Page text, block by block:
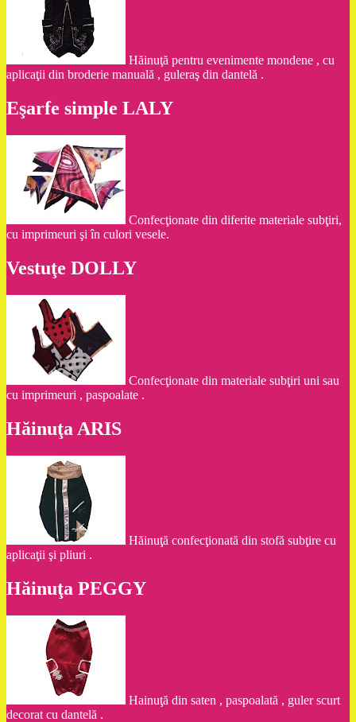
Hăinuţă pentru evenimente mondene , cu
aplicaţii din broderie manuală , guleraş din dantelă .
Eşarfe simple LALY
Confecţionate din diferite materiale subţiri,
cu imprimeuri şi în culori vesele.
Vestuţe DOLLY
Confecţionate din materiale subţiri uni sau
cu imprimeuri , paspoalate .
Hăinuţa ARIS
Hăinuţă confecţionată din stofă subţire cu
aplicaţii şi pliuri .
Hăinuţa PEGGY
Hainuţă din saten , paspoalată , guler scurt
decorat cu dantelă .